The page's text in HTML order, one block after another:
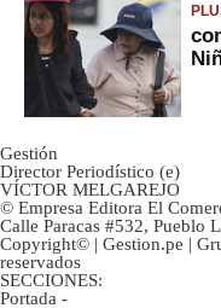
Gestión
Director Periodístico (e)
VÍCTOR MELGAREJO
© Empresa Editora El
Calle Paracas #532, Pueblo
Copyright© | Gestion.pe |
reservados
SECCIONES:
Portada -